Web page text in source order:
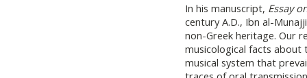
In his manuscript, Essay
century A.D., Ibn al-
non-Greek heritage. Our
musicological facts about
musical system that